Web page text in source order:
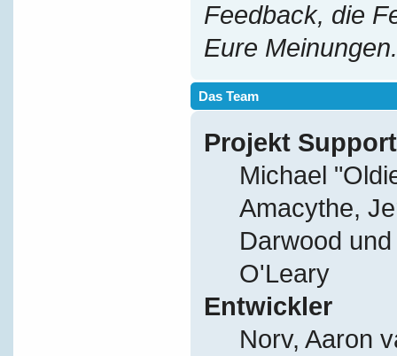
Feedback, die
Eure Meinungen.
Das Team
Projekt Support
Michael
Amacythe,
Darwood
O'Leary
Entwickler
Norv, Aaron